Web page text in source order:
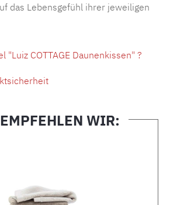
das Lebensgefühl ihrer jeweiligen
"Luiz COTTAGE Daunenkissen" ?
WIR: